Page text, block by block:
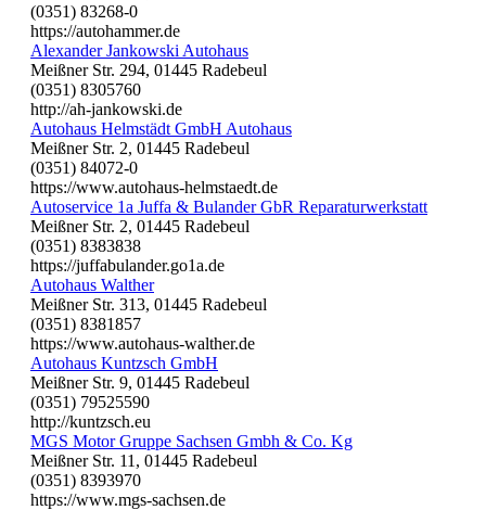
(0351) 83268-0
https://autohammer.de
Alexander Jankowski Autohaus
Meißner Str. 294, 01445 Radebeul
(0351) 8305760
http://ah-jankowski.de
Autohaus Helmstädt GmbH Autohaus
Meißner Str. 2, 01445 Radebeul
(0351) 84072-0
https://www.autohaus-helmstaedt.de
Autoservice 1a Juffa & Bulander GbR Reparaturwerkstatt
Meißner Str. 2, 01445 Radebeul
(0351) 8383838
https://juffabulander.go1a.de
Autohaus Walther
Meißner Str. 313, 01445 Radebeul
(0351) 8381857
https://www.autohaus-walther.de
Autohaus Kuntzsch GmbH
Meißner Str. 9, 01445 Radebeul
(0351) 79525590
http://kuntzsch.eu
MGS Motor Gruppe Sachsen Gmbh & Co. Kg
Meißner Str. 11, 01445 Radebeul
(0351) 8393970
https://www.mgs-sachsen.de